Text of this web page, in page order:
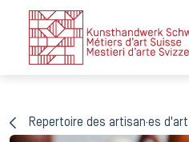
Repertoire des artisan·es d'art